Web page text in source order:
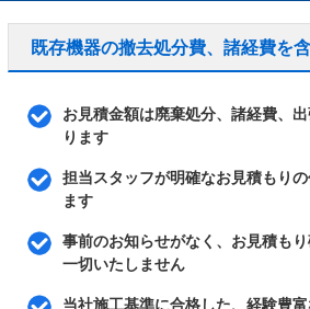
既存機器の撤去処分費、諸経費を
お見積金額は廃棄処分、諸経費、
ります
担当スタッフが明確なお見積もり
ます
事前のお知らせがなく、お見積も
一切いたしません
当社施工基準に合格した、経験豊